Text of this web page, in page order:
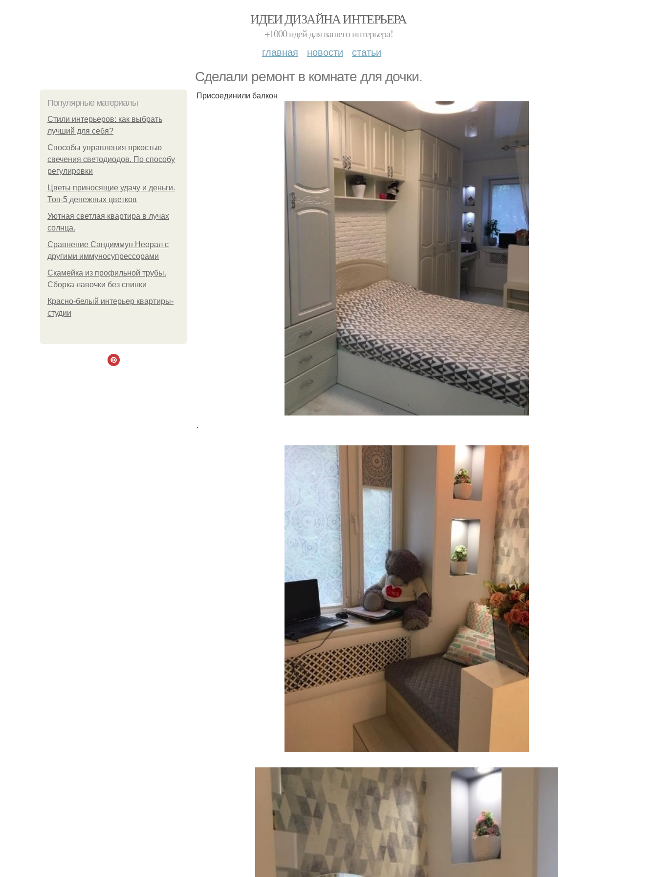
ИДЕИ ДИЗАЙНА ИНТЕРЬЕРА
+1000 идей для вашего интерьера!
главная новости статьи
Сделали ремонт в комнате для дочки.
Популярные материалы
Стили интерьеров: как выбрать
лучший для себя?
Способы управления яркостью
свечения светодиодов. По способу
регулировки
Цветы приносящие удачу и деньги.
Топ-5 денежных цветков
Уютная светлая квартира в лучах
солнца.
Сравнение Сандиммун Неорал с
другими иммуносупрессорами
Скамейка из профильной трубы.
Сборка лавочки без спинки
Красно-белый интерьер квартиры-
студии
Присоединили балкон
.